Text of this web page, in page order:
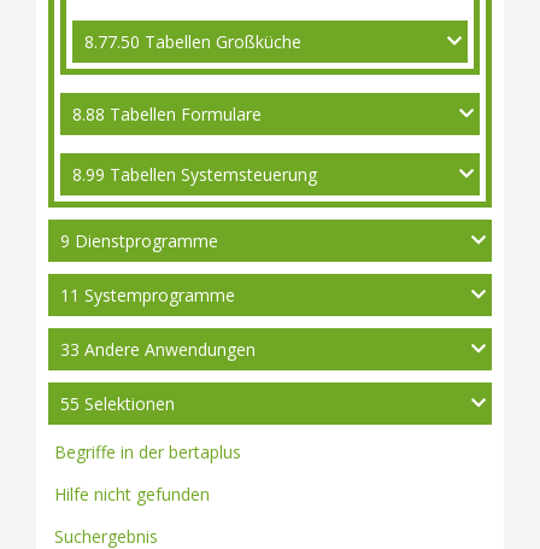
8.77.50 Tabellen Großküche
8.88 Tabellen Formulare
8.99 Tabellen Systemsteuerung
9 Dienstprogramme
11 Systemprogramme
33 Andere Anwendungen
55 Selektionen
Begriffe in der bertaplus
Hilfe nicht gefunden
Suchergebnis